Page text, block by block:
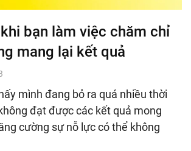
bạn làm việc chăm chỉ
mang lại kết quả
mình đang bỏ ra quá nhiều thời
đạt được các kết quả mong
cường sự nỗ lực có thể không